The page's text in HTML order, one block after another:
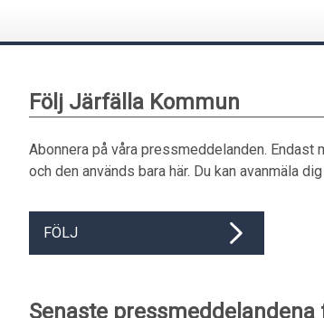
Följ Järfälla Kommun
Abonnera på våra pressmeddelanden. Endast
och den används bara här. Du kan avanmäla
FÖLJ
Senaste